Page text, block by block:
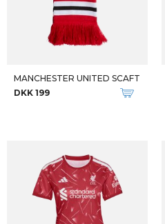
MANCHESTER UNITED SCAFT
DKK 199